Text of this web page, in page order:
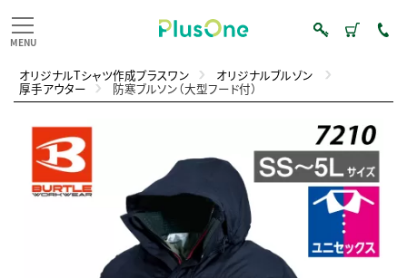
オリジナルTシャツ作成プラスワン オリジナルブルゾン
厚手アウター 防寒ブルソン（大型フード付）